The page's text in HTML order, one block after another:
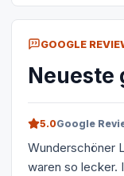
GOOGLE
Neueste
5.0Google
Wunderschöner
waren so lecker.